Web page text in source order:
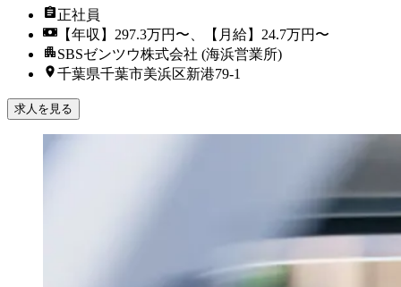
正社員
【年収】297.3万円〜、【月給】24.7万円〜
SBSゼンツウ株式会社 (海浜営業所)
千葉県千葉市美浜区新港79-1
求人を見る